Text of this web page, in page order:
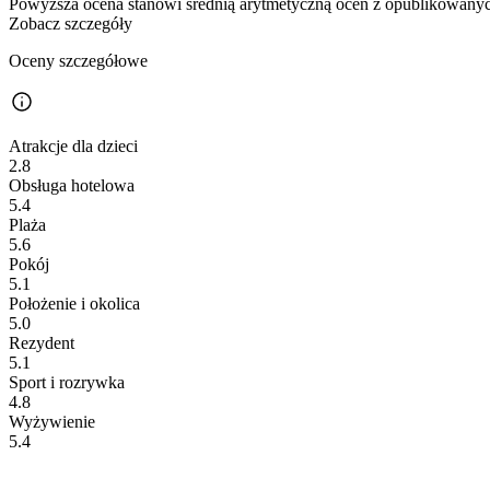
Powyższa ocena stanowi średnią arytmetyczną ocen z
Zobacz szczegóły
Oceny szczegółowe
Atrakcje dla dzieci
2.8
Obsługa hotelowa
5.4
Plaża
5.6
Pokój
5.1
Położenie i okolica
5.0
Rezydent
5.1
Sport i rozrywka
4.8
Wyżywienie
5.4